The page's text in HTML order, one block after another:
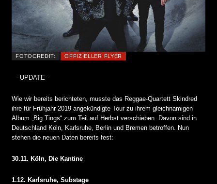
FOTOCREDIT: OFFIZIELLER FLYER
— UPDATE–
Wie wir bereits berichteten, musste das Reggae-Quartett Skindred
ihre für Frühjahr 2019 angekündigte Tour zu ihrem gleichnamigen
Album „Big Tings“ zum Teil auf Herbst verschieben. Davon sind in
Deutschland Köln, Karlsruhe, Berlin und Bremen betroffen. Nun
stehen die neuen Daten bereits fest:
30.11. Köln, Die Kantine
1.12. Karlsruhe, Substage